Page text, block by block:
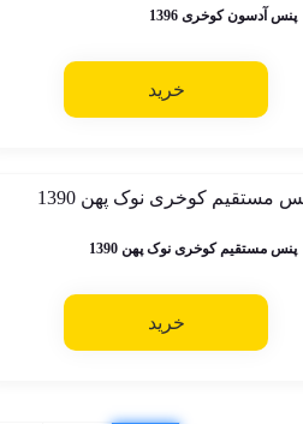
پنس آدسون کوخری 1396
خرید
پنس مستقیم کوخری نوک پهن 1390
خرید